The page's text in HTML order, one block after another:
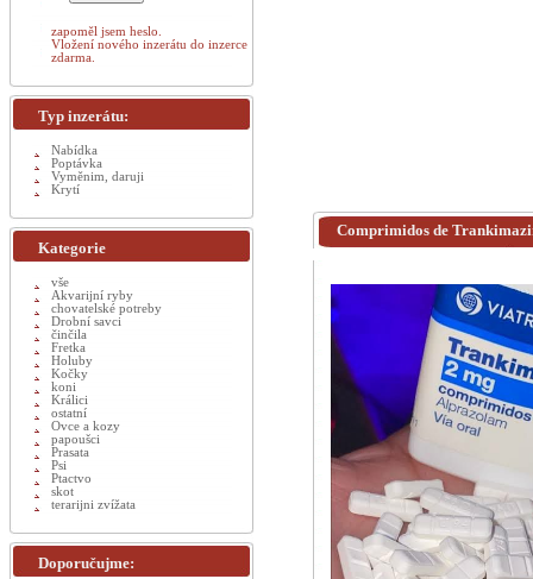
Comprimidos de
zapoměl jsem heslo.
Vložení nového inzerátu do inzerce
zdarma.
Typ inzerátu:
Nabídka
Poptávka
Vyměnim, daruji
Krytí
Kategorie
vše
Akvarijní ryby
chovatelské potreby
Drobní savci
činčila
Fretka
Holuby
Kočky
koni
Králici
ostatní
Ovce a kozy
papoušci
Prasata
Psi
Ptactvo
skot
terarijni zvížata
Doporučujme: